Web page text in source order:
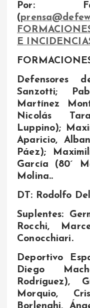
Por:
(
E
Defensores
Sanzotti;
Martínez
Nicolás
Luppino);
Aparicio,
Páez);
García (80´
Molina..
DT: Rodolfo
Suplentes:
Rocchi,
Conocchiari.
Deportivo
Diego
Rodríguez),
Morquio,